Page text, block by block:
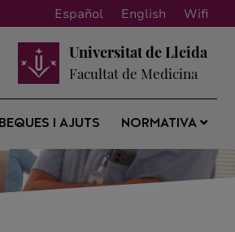
Español English Wifi
Universitat de Lleida
Facultat de Medicina
BEQUES I AJUTS NORMATIVA